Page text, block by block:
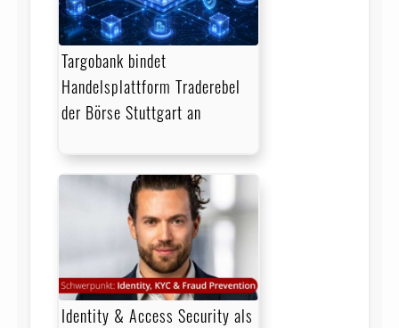
Targobank bindet
Handelsplattform Traderebel
der Börse Stuttgart an
Identity & Access Security als